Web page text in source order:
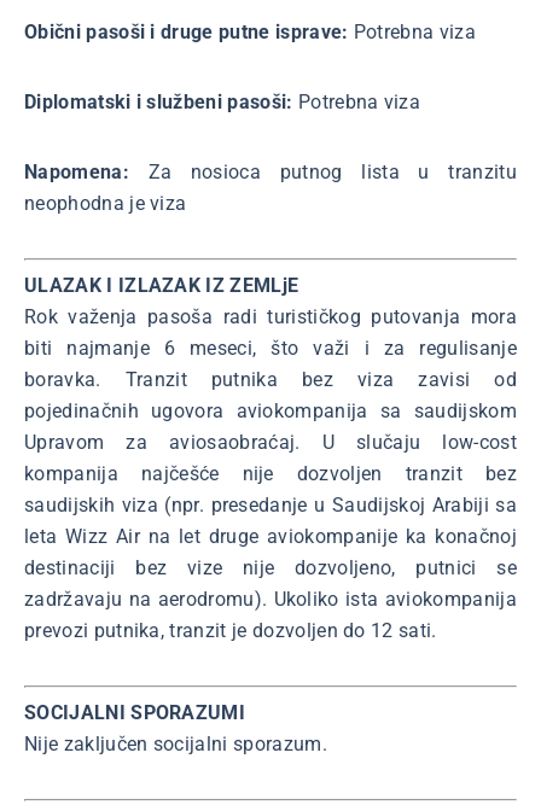
Obični pasoši i druge putne isprave: Potrebna viza
Diplomatski i službeni pasoši: Potrebna viza
Napomena: Za nosioca putnog lista u tranzitu
neophodna je viza
ULAZAK I IZLAZAK IZ ZEMLjE
Rok važenja pasoša radi turističkog putovanja mora
biti najmanje 6 meseci, što važi i za regulisanje
boravka. Tranzit putnika bez viza zavisi od
pojedinačnih ugovora aviokompanija sa saudijskom
Upravom za aviosaobraćaj. U slučaju low-cost
kompanija najčešće nije dozvoljen tranzit bez
saudijskih viza (npr. presedanje u Saudijskoj Arabiji sa
leta Wizz Air na let druge aviokompanije ka konačnoj
destinaciji bez vize nije dozvoljeno, putnici se
zadržavaju na aerodromu). Ukoliko ista aviokompanija
prevozi putnika, tranzit je dozvoljen do 12 sati.
SOCIJALNI SPORAZUMI
Nije zaključen socijalni sporazum.